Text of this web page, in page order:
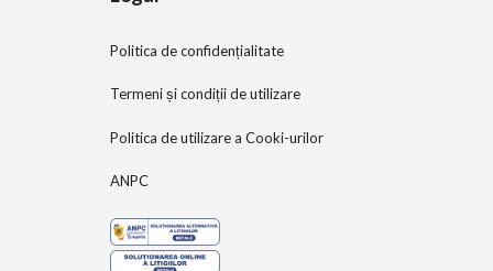
Politica de confidențialitate
Termeni și condiții de utilizare
Politica de utilizare a Cooki-urilor
ANPC